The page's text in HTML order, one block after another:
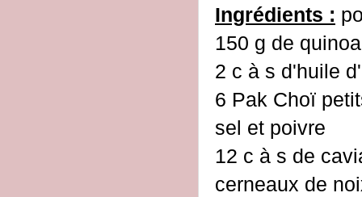
Ingrédients :
150 g de quinoa
2 c à s d'huile
6 Pak Choï
sel et poivre
12 c à s de
cerneaux de